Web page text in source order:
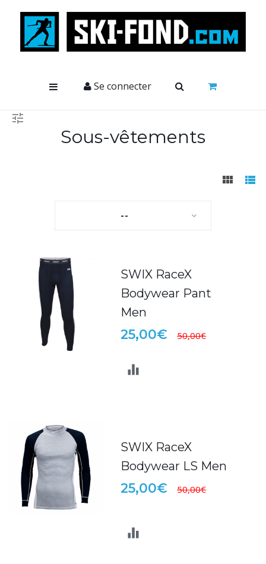
Se connecter
Sous-vêtements
--
SWIX RaceX
Bodywear Pant
Men
25,00€ 50,00€
SWIX RaceX
Bodywear LS Men
25,00€ 50,00€